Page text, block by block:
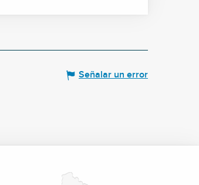
Señalar un error